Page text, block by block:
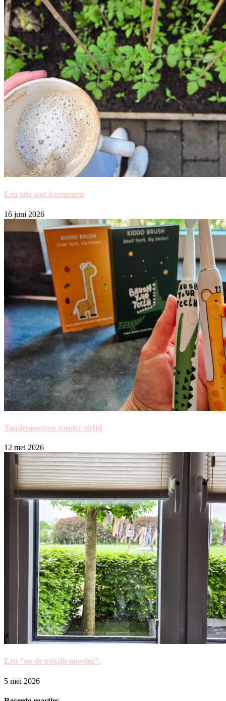
Een ode aan hormonen
16 juni 2026
Tandenpoetsen zonder strijd
12 mei 2026
Een “op de uitkijk moeder”.
5 mei 2026